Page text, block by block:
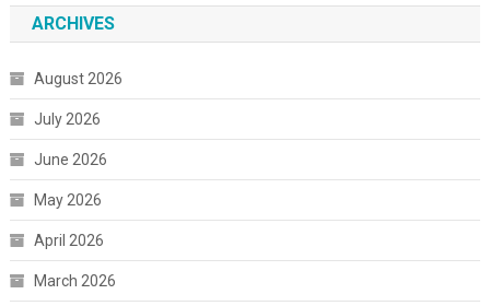
ARCHIVES
August 2026
July 2026
June 2026
May 2026
April 2026
March 2026